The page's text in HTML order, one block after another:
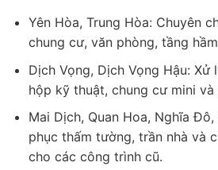
Yên Hòa, Trung Hòa: Chuyên
chung cư, văn phòng, tầng
Dịch Vọng, Dịch Vọng Hậu: Xử
hộp kỹ thuật, chung cư mini và
Mai Dịch, Quan Hoa, Nghĩa Đô,
phục thấm tường, trần nhà và
cho các công trình cũ.